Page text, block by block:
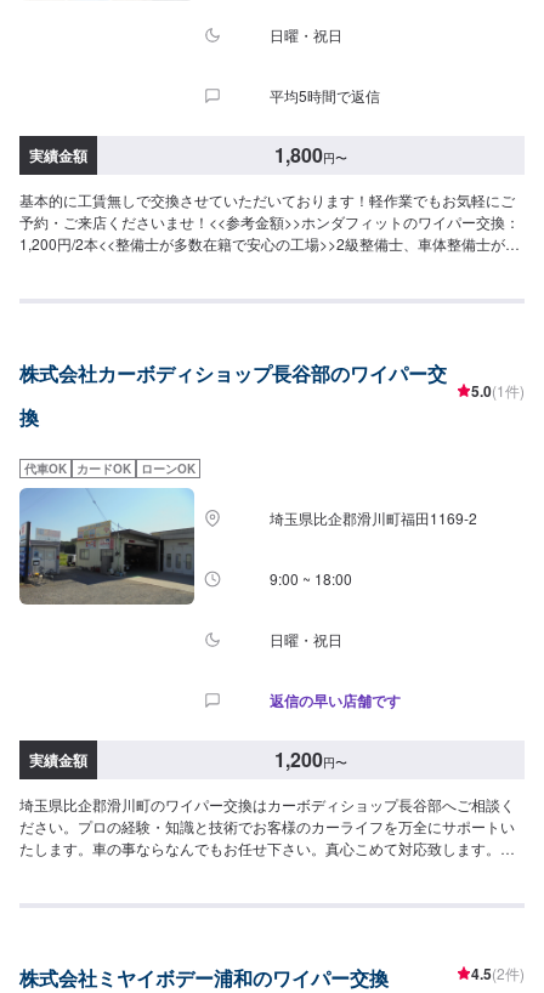
日曜・祝日
平均5時間で返信
実績金額 1,800円〜
基本的に工賃無しで交換させていただいております！軽作業でもお気軽にご
予約・ご来店くださいませ！<<参考金額>>ホンダフィットのワイパー交換：
1,200円/2本<<整備士が多数在籍で安心の工場>>2級整備士、車体整備士が多
株式会社カーボディショップ長谷部のワイパー交
換
5.0(1件)
代車OK カードOK ローンOK
埼玉県比企郡滑川町福田1169-2
9:00 ~ 18:00
日曜・祝日
返信の早い店舗です
実績金額 1,200円〜
埼玉県比企郡滑川町のワイパー交換はカーボディショップ長谷部へご相談く
ださい。プロの経験・知識と技術でお客様のカーライフを万全にサポートい
たします。車の事ならなんでもお任せ下さい。真心こめて対応致します。経
ポート工場です。国産車全メーカーの修理に対応しておりますので「他のお
す。カーリースも行っておりますので気になる方はお声がけください。
株式会社ミヤイボデー浦和のワイパー交換 4.5(2件)